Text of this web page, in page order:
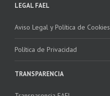
LEGAL FAEL
Aviso Legal y Política de Cookies
Política de Privacidad
TRANSPARENCIA